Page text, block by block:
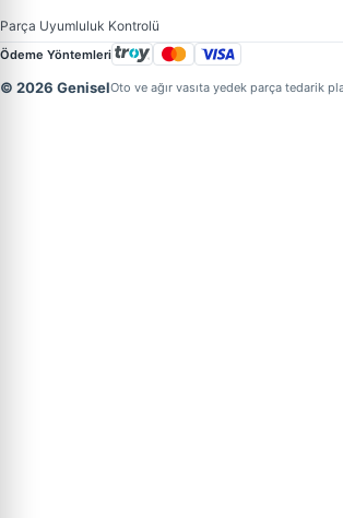
Parça Uyumluluk Kontrolü
Ödeme Yöntemleri
© 2026 GeniselOto ve ağır vasıta yedek parça tedarik